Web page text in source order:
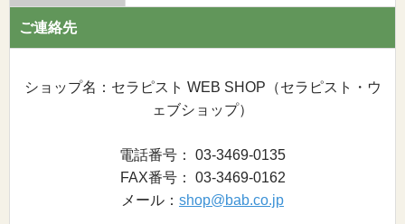
ご連絡先
ショップ名：セラピスト WEB SHOP（セラピスト・ウ
ェブショップ）
電話番号： 03-3469-0135
FAX番号： 03-3469-0162
メール： shop@bab.co.jp